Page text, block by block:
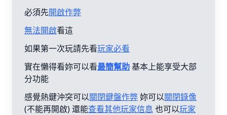
必須先開啟作弊
無法開啟看這
如果第一次玩請先看玩家必看
實在懶得看妳可以看最簡幫助基本上能享受大部
分功能
感覺熱鍵沖突可以關閉鍵盤作弊妳可以關閉錄像
(不能再開啟) 還能查看其他玩家信息 也可以玩家